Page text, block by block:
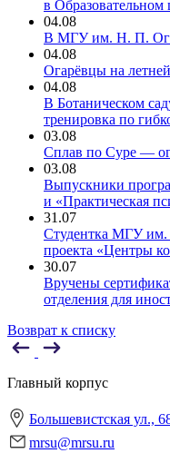
в Образовательном
04.08
В МГУ им. Н. П.
04.08
Огарёвцы на
04.08
В Ботаническом
тренировка по
03.08
Сплав по Суре —
03.08
Выпускники
и «Практическая
31.07
Студентка МГУ им.
проекта «Центры
30.07
Вручены
отделения для
Возврат к списку
Главный корпус
Большевистская ул.,
mrsu@mrsu.ru